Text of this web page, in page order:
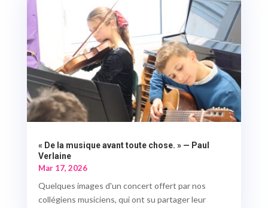
« De la musique avant toute chose. » — Paul
Verlaine
Mar 17, 2026
Quelques images d'un concert offert par nos
collégiens musiciens, qui ont su partager leur